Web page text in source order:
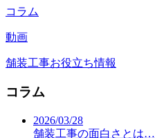
コラム
動画
舗装工事お役立ち情報
コラム
2026/03/28
舗装工事の面白さとは…